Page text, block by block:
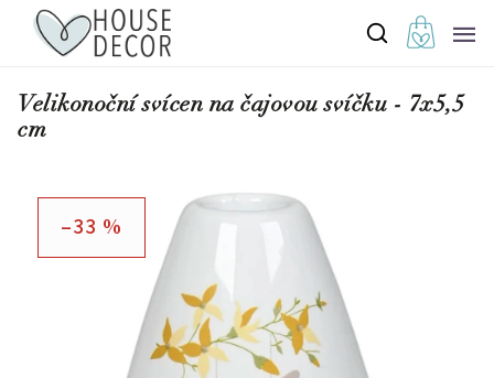
Velikonoční svícen na čajovou svíčku - 7x5,5
cm
–33 %